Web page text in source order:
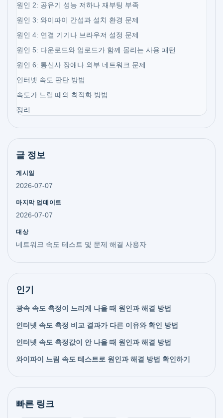
원인 2: 공유기 성능 저하나 재부팅 부족
원인 3: 와이파이 간섭과 설치 환경 문제
원인 4: 연결 기기나 브라우저 설정 문제
원인 5: 다운로드와 업로드가 함께 몰리는 사용 패턴
원인 6: 통신사 장애나 외부 네트워크 문제
인터넷 속도 판단 방법
속도가 느릴 때의 최적화 방법
정리
글 정보
게시일
2026-07-07
마지막 업데이트
2026-07-07
대상
네트워크 속도 테스트 및 문제 해결 사용자
인기
광속 속도 측정이 느리게 나올 때 원인과 해결 방법
인터넷 속도 측정 비교 결과가 다른 이유와 확인 방법
인터넷 속도 측정값이 안 나올 때 원인과 해결 방법
와이파이 느림 속도 테스트로 원인과 해결 방법 확인하기
빠른 링크